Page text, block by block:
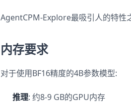
AgentCPM-Explore最吸引人的特性
内存要求
对于使用BF16精度的4B参数模型:
推理: 约8-9 GB的GPU内存